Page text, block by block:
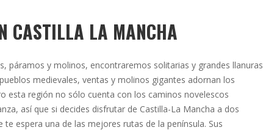
CASTILLA LA MANCHA
páramos y molinos, encontraremos solitarias y grandes llanuras
medievales, ventas y molinos gigantes adornan los
esta región no sólo cuenta con los caminos novelescos
así que si decides disfrutar de Castilla-La Mancha a dos
espera una de las mejores rutas de la península. Sus